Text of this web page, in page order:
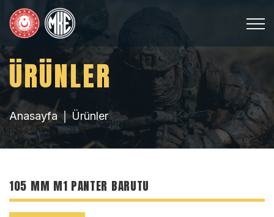
ÜRÜNLER
Anasayfa Ürünler
105 MM M1 PANTER BARUTU